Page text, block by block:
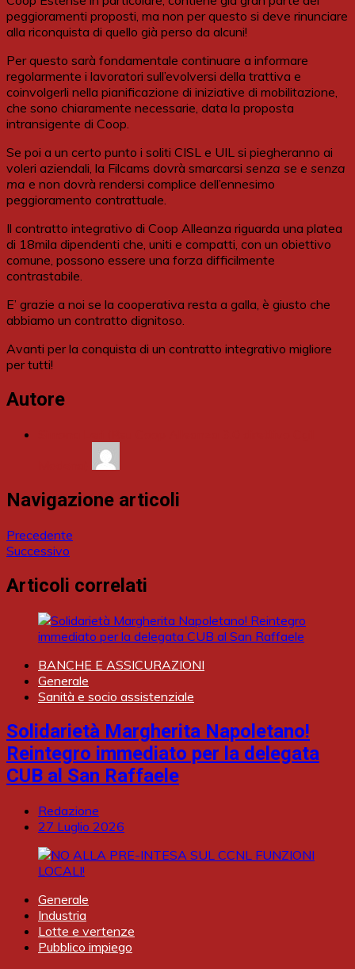
peggioramenti proposti, ma non per questo si deve rinunciare
alla riconquista di quello già perso da alcuni!
Per questo sarà fondamentale continuare a informare
regolarmente i lavoratori sull’evolversi della trattiva e
coinvolgerli nella pianificazione di iniziative di mobilitazione,
che sono chiaramente necessarie, data la proposta
intransigente di Coop.
Se poi a un certo punto i soliti CISL e UIL si piegheranno ai
voleri aziendali, la Filcams dovrà smarcarsi senza se e senza
ma e non dovrà rendersi complice dell’ennesimo
peggioramento contrattuale.
Il contratto integrativo di Coop Alleanza riguarda una platea
di 18mila dipendenti che, uniti e compatti, con un obiettivo
comune, possono essere una forza difficilmente
contrastabile.
E’ grazie a noi se la cooperativa resta a galla, è giusto che
abbiamo un contratto dignitoso.
Avanti per la conquista di un contratto integrativo migliore
per tutti!
Autore
Navigazione articoli
Precedente
Successivo
Articoli correlati
BANCHE E ASSICURAZIONI
Generale
Sanità e socio assistenziale
Solidarietà Margherita Napoletano!
Reintegro immediato per la delegata
CUB al San Raffaele
Redazione
27 Luglio 2026
Generale
Industria
Lotte e vertenze
Pubblico impiego